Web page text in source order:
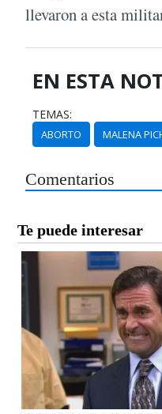
llevaron a esta
EN ESTA
TEMAS:
ABORTO MALENA
Comentarios